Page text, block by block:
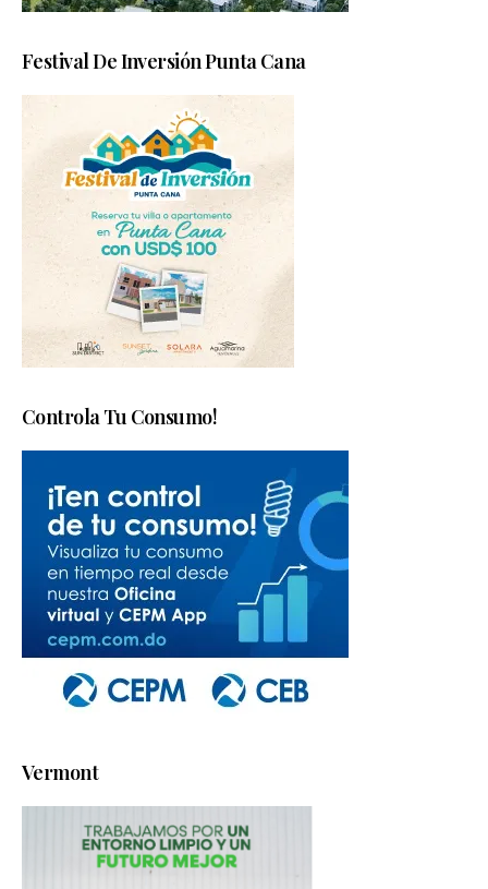
Festival De Inversión Punta Cana
Controla Tu Consumo!
Vermont